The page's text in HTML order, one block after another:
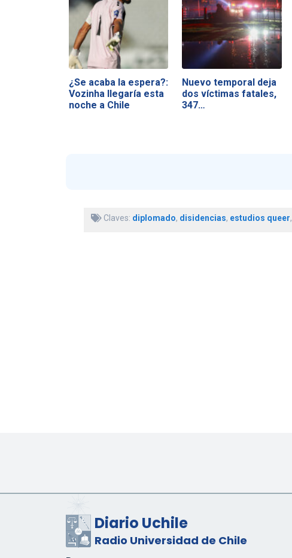
¿Se acaba la espera?:
Vozinha llegaría esta
noche a Chile
Nuevo temporal deja
dos víctimas fatales,
347…
Claves: diplomado, disidencias, estudios queer,
Diario Uchile
Radio Universidad de Chile